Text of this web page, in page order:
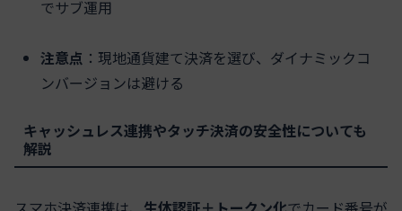
でサブ運用
注意点 ：現地通貨建て決済を選び、ダイナミックコ
ンバージョンは避ける
キャッシュレス連携やタッチ決済の安全性についても
解説